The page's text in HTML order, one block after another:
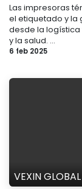
Las impresoras
el etiquetado y la
desde la
y la salud. ...
6 feb 2025
VEXIN